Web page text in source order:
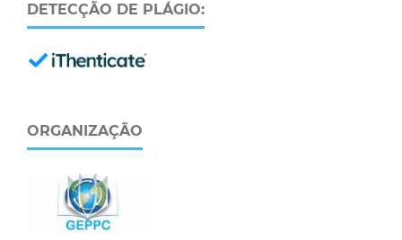
DETECÇÃO DE PLÁGIO:
ORGANIZAÇÃO